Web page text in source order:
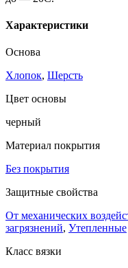
Характеристики
Основа
Хлопок, Шерсть
Цвет основы
черный
Материал покрытия
Без покрытия
Защитные свойства
От механических
загрязнений, Утепленные
Класс вязки